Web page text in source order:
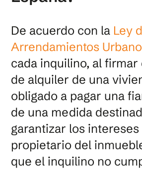
De acuerdo con la Ley
Arrendamientos
cada inquilino, al
de alquiler de una
obligado a pagar una
de una medida
garantizar los intereses
propietario del
que el inquilino no